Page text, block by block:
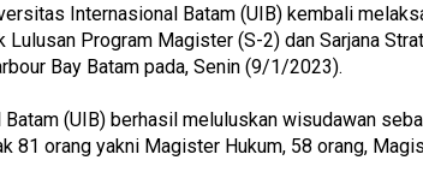
Internasional Batam (UIB) kembali
Lulusan Program Magister (S-2) dan Sarjana
Bay Batam pada, Senin (9/1/2023).
(UIB) berhasil meluluskan wisudawan
81 orang yakni Magister Hukum, 58 orang,